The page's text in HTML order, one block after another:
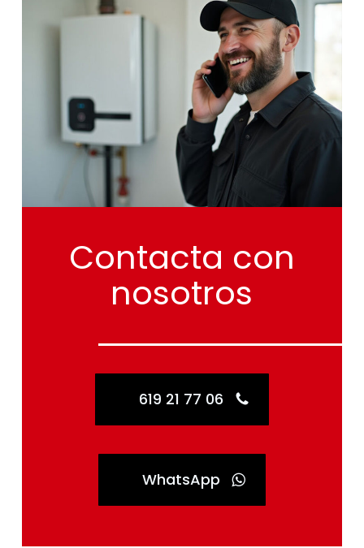
Contacta con
nosotros
619 21 77 06
WhatsApp